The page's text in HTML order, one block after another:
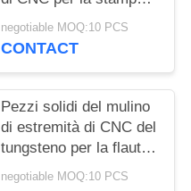
di trapano dell'acciaio
inossidabile 10mm
negotiable MOQ:10 PCS
CONTACT
Pezzi solidi del mulino
di estremità di CNC del
tungsteno per la flauto
acciaio temperato
negotiable MOQ:10 PCS